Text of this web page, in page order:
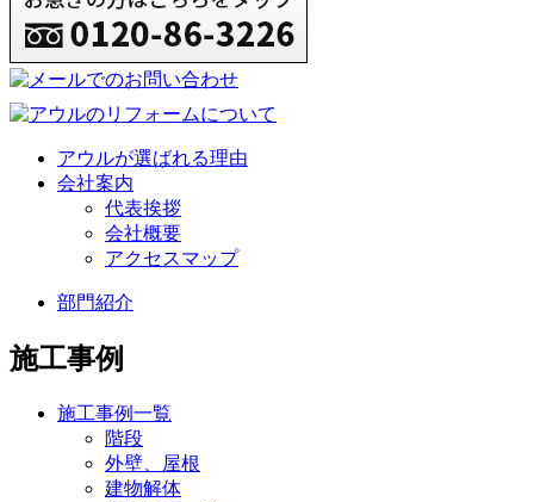
アウルが選ばれる理由
会社案内
代表挨拶
会社概要
アクセスマップ
部門紹介
施工事例
施工事例一覧
階段
外壁、屋根
建物解体